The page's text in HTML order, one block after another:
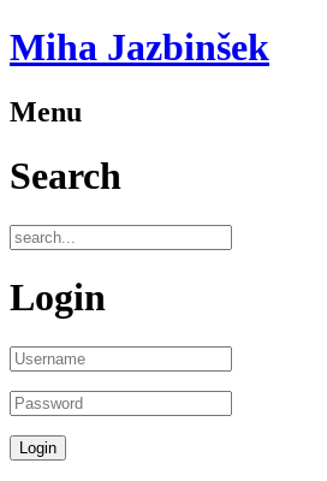
Miha Jazbinšek
Menu
Search
Login